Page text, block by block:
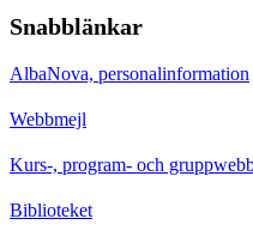
Snabblänkar
AlbaNova, personalinformation
Webbmejl
Kurs-, program- och
Biblioteket